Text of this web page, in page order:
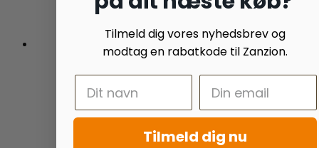
Tilmeld dig vores nyhedsbrev og
modtag en rabatkode til Zanzion.
Tilmeld dig nu